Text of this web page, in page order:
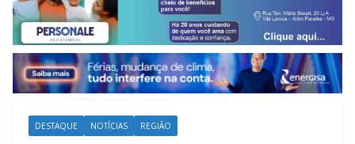
DESTAQUE NOTÍCIAS REGIÃO